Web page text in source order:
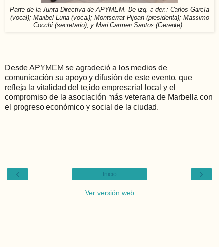
Parte de la Junta Directiva de APYMEM. De izq. a der.: Carlos García
(vocal); Maribel Luna (vocal); Montserrat Pijoan (presidenta); Massimo
Cocchi (secretario); y Mari Carmen Santos (Gerente).
Desde APYMEM se agradeció a los medios de
comunicación su apoyo y difusión de este evento, que
refleja la vitalidad del tejido empresarial local y el
compromiso de la asociación más veterana de Marbella con
el progreso económico y social de la ciudad.
‹ ›
Inicio
Ver versión web